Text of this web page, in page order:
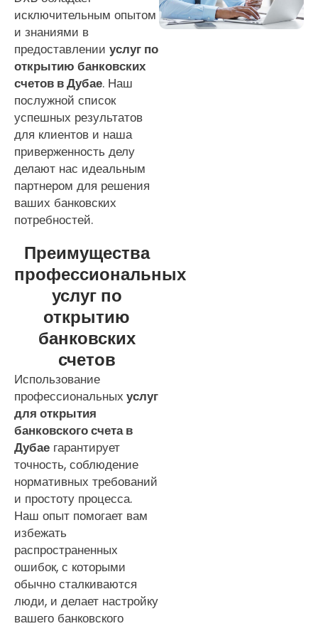
исключительным опытом
и знаниями в
предоставлении услуг по
открытию банковских
счетов в Дубае. Наш
послужной список
успешных результатов
для клиентов и наша
приверженность делу
делают нас идеальным
партнером для решения
ваших банковских
потребностей.
Преимущества
профессиональных
услуг по
открытию
банковских
счетов
Использование
профессиональных услуг
для открытия
банковского счета в
Дубае гарантирует
точность, соблюдение
нормативных требований
и простоту процесса.
Наш опыт помогает вам
избежать
распространенных
ошибок, с которыми
обычно сталкиваются
люди, и делает настройку
вашего банковского